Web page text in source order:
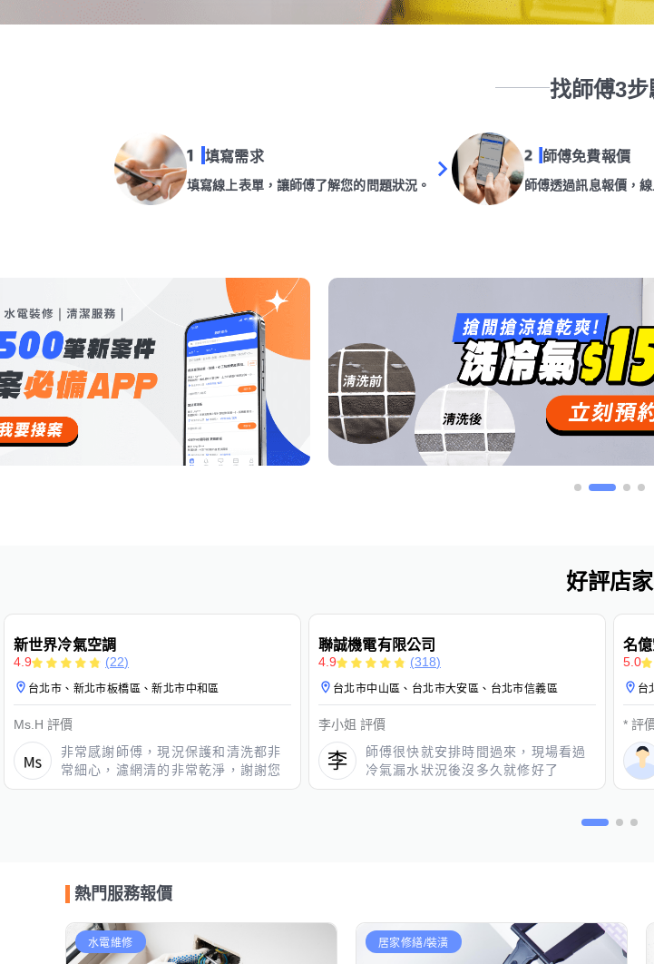
找師傅3步
填寫需求
填寫線上表單，讓師傅了解您的問題狀況。
師傅免費報價
師傅透過訊息報價，
好評店家
新世界冷氣空調
4.9 (22)
台北市、新北市板橋區、新北市中和區
Ms.H 評價
非常感謝師傅，現況保護和清洗都非
常細心，濾網清的非常乾淨，謝謝您
聯誠機電有限公司
4.9 (318)
台北市中山區、台北市大安區、台北市信義區
李小姐 評價
師傅很快就安排時間過來，現場看過
冷氣漏水狀況後沒多久就修好了
名
5.0
台
* 評
熱門服務報價
水電維修 居家修繕/裝潢